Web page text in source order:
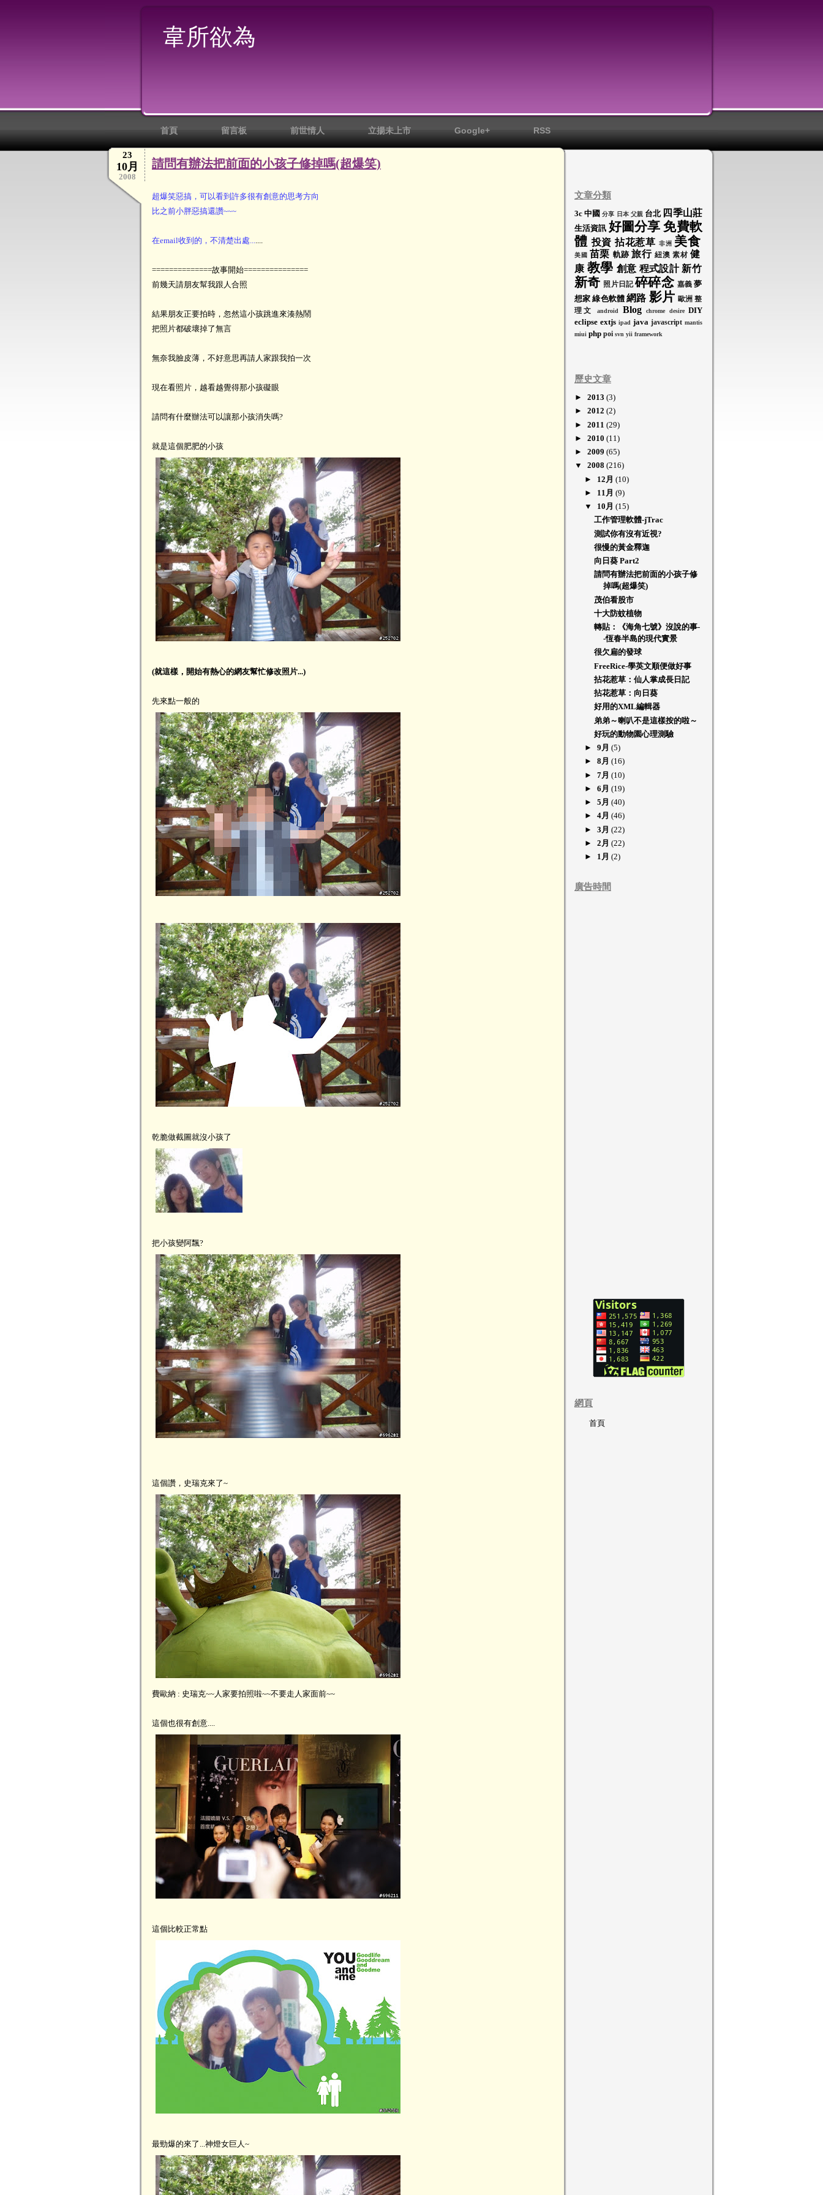
韋所欲為
首頁 留言板 前世情人 立揚未上市 Google+ RSS
文章分類
3c 中國 分享 日本 父親 台北 四季山莊
生活資訊 好圖分享 免費軟
體 投資 拈花惹草 非洲 美食
美國 苗栗 軌跡 旅行 紐澳 素材 健
康 教學 創意 程式設計 新竹
新奇 照片日記 碎碎念 嘉義 夢
想家 綠色軟體 網路 影片 歐洲 整
理文
android Blog chrome desire DIY
eclipse extjs ipad java javascript mantis
miui php poi svn yii framework
歷史文章
► 2013 (3)
► 2012 (2)
► 2011 (29)
► 2010 (11)
► 2009 (65)
▼ 2008 (216)
► 12月 (10)
► 11月 (9)
▼ 10月 (15)
工作管理軟體-jTrac
測試你有沒有近視?
很慢的黃金釋迦
向日葵 Part2
請問有辦法把前面的小孩子修
掉嗎(超爆笑)
茂伯看股市
十大防蚊植物
轉貼：《海角七號》沒說的事-
-恆春半島的現代實景
很欠扁的發球
FreeRice-學英文順便做好事
拈花惹草：仙人掌成長日記
拈花惹草：向日葵
好用的XML編輯器
弟弟～喇叭不是這樣按的啦～
好玩的動物園心理測驗
► 9月 (5)
► 8月 (16)
► 7月 (10)
► 6月 (19)
► 5月 (40)
► 4月 (46)
► 3月 (22)
► 2月 (22)
► 1月 (2)
廣告時間
網頁
首頁
23
10月
2008
請問有辦法把前面的小孩子修掉嗎(超爆笑)
超爆笑惡搞，可以看到許多很有創意的思考方向
比之前小胖惡搞還讚~~~
在email收到的，不清楚出處.......
==============故事開始===============
前幾天請朋友幫我跟人合照
結果朋友正要拍時，忽然這小孩跳進來湊熱鬧
把照片都破壞掉了無言
無奈我臉皮薄，不好意思再請人家跟我拍一次
現在看照片，越看越覺得那小孩礙眼
請問有什麼辦法可以讓那小孩消失嗎?
就是這個肥肥的小孩
(就這樣，開始有熱心的網友幫忙修改照片...)
先來點一般的
乾脆做截圖就沒小孩了
把小孩變阿飄?
這個讚，史瑞克來了~
費歐納 : 史瑞克~~人家要拍照啦~~不要走人家面前~~
這個也很有創意....
這個比較正常點
最勁爆的來了...神燈女巨人~